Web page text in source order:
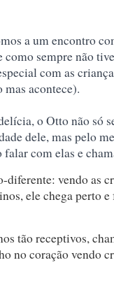
a um encontro
sempre não
com as
mas acontece).
o Otto não só
dele, mas pelo
falar com elas e
diferente: vendo as
ele chega perto
tão receptivos,
no coração vendo